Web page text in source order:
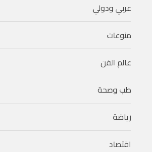
عربي ودولي
منوعات
عالم الفن
طب وصحة
رياضة
اقتصاد